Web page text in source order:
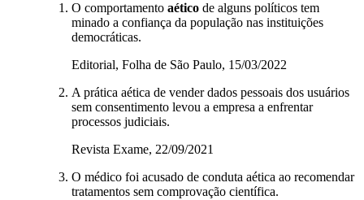
O comportamento aético de alguns políticos tem
minado a confiança da população nas instituições
democráticas.
Editorial, Folha de São Paulo, 15/03/2022
A prática aética de vender dados pessoais dos usuários
sem consentimento levou a empresa a enfrentar
processos judiciais.
Revista Exame, 22/09/2021
O médico foi acusado de conduta aética ao recomendar
tratamentos sem comprovação científica.